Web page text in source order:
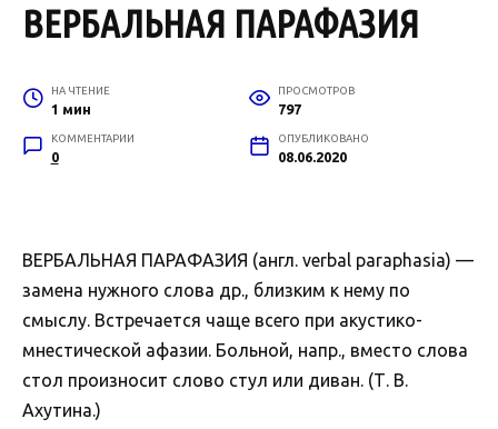
ВЕРБАЛЬНАЯ ПАРАФАЗИЯ
НА ЧТЕНИЕ
1 мин
ПРОСМОТРОВ
797
КОММЕНТАРИИ
0
ОПУБЛИКОВАНО
08.06.2020
ВЕРБАЛЬНАЯ ПАРАФАЗИЯ (англ. verbal paraphasia) —
замена нужного слова др., близким к нему по
смыслу. Встречается чаще всего при акустико-
мнестической афазии. Больной, напр., вместо слова
стол произносит слово стул или диван. (Т. В.
Ахутина.)